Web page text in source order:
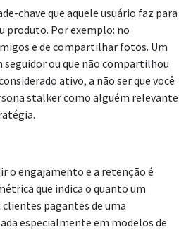
chave que aquele usuário faz para
produto. Por exemplo: no
e de compartilhar fotos. Um
seguidor ou que não compartilhou
ativo, a não ser que você
stalker como alguém relevante
o engajamento e a retenção é
que indica o quanto um
pagantes de uma
especialmente em modelos de